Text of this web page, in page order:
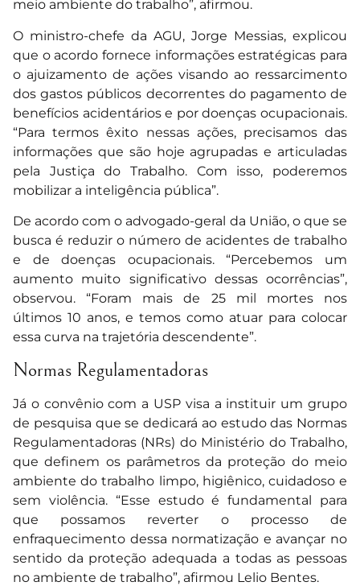
meio ambiente do trabalho”, afirmou.
O ministro-chefe da AGU, Jorge Messias, explicou
que o acordo fornece informações estratégicas para
o ajuizamento de ações visando ao ressarcimento
dos gastos públicos decorrentes do pagamento de
benefícios acidentários e por doenças ocupacionais.
“Para termos êxito nessas ações, precisamos das
informações que são hoje agrupadas e articuladas
pela Justiça do Trabalho. Com isso, poderemos
mobilizar a inteligência pública”.
De acordo com o advogado-geral da União, o que se
busca é reduzir o número de acidentes de trabalho
e de doenças ocupacionais. “Percebemos um
aumento muito significativo dessas ocorrências”,
observou. “Foram mais de 25 mil mortes nos
últimos 10 anos, e temos como atuar para colocar
essa curva na trajetória descendente”.
Normas Regulamentadoras
Já o convênio com a USP visa a instituir um grupo
de pesquisa que se dedicará ao estudo das Normas
Regulamentadoras (NRs) do Ministério do Trabalho,
que definem os parâmetros da proteção do meio
ambiente do trabalho limpo, higiênico, cuidadoso e
sem violência. “Esse estudo é fundamental para
que possamos reverter o processo de
enfraquecimento dessa normatização e avançar no
sentido da proteção adequada a todas as pessoas
no ambiente de trabalho”, afirmou Lelio Bentes.